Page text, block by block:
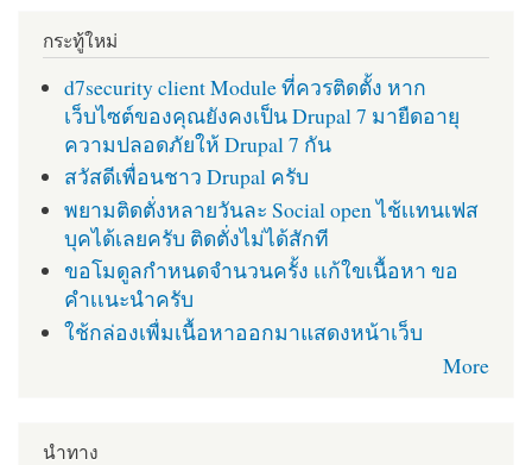
กระทู้ใหม่
d7security client Module ที่ควรติดตั้ง หาก
เว็บไซต์ของคุณยังคงเป็น Drupal 7 มายืดอายุ
ความปลอดภัยให้ Drupal 7 กัน
สวัสดีเพื่อนชาว Drupal ครับ
พยามติดตั่งหลายวันละ Social open ไช้เเทนเฟส
บุคได้เลยครับ ติดตั่งไม่ได้สักที
ขอโมดูลกำหนดจำนวนครั้ง เเก้ใขเนื้อหา ขอ
คำเเนะนำครับ
ใช้กล่องเพื่มเนื้อหาออกมาแสดงหน้าเว็บ
More
นำทาง